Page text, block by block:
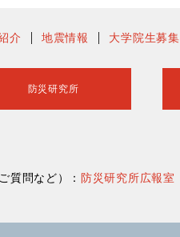
介 地震情報 大学院生募集
防災研究所
問など）： 防災研究所広報室